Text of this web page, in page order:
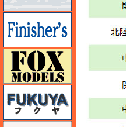
フィニッシャー
フォックスモデ